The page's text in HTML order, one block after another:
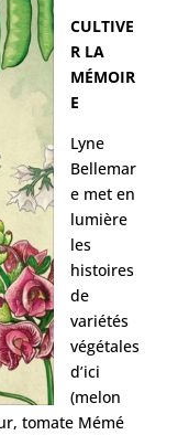
CULTIVE
R LA
MÉMOIR
E
Lyne
Bellemar
e met en
lumière
les
histoires
de
variétés
végétales
d’ici
(melon
tomate Mémé